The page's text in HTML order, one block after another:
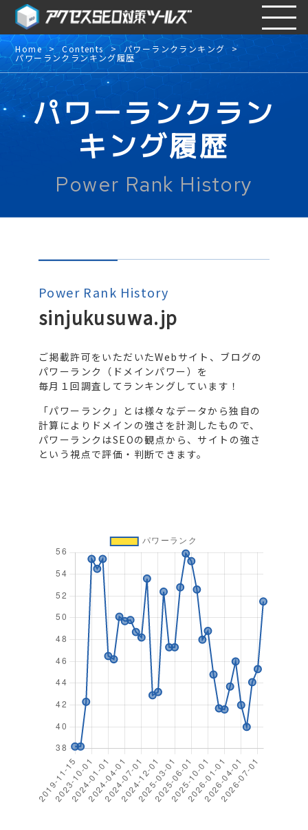
Home Contents パワーランクランキング
パワーランクランキング履歴
パワーランクラン
キング履歴
Power Rank History
Power Rank History
sinjukusuwa.jp
ご掲載許可をいただいたWebサイト、ブログの
パワーランク（ドメインパワー）を
毎月１回調査してランキングしています！
「パワーランク」とは様々なデータから独自の
計算によりドメインの強さを計測したもので、
パワーランクはSEOの観点から、サイトの強さ
という視点で評価・判断できます。